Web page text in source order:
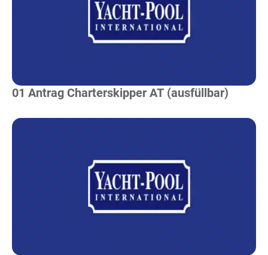
Mehr Lesen
01 Antrag Charterskipper AT (ausfüllbar)
Mehr Lesen